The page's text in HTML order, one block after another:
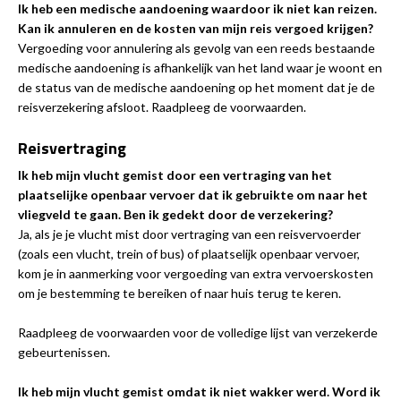
Ik heb een medische aandoening waardoor ik niet kan reizen.
Kan ik annuleren en de kosten van mijn reis vergoed krijgen?
Vergoeding voor annulering als gevolg van een reeds bestaande
medische aandoening is afhankelijk van het land waar je woont en
de status van de medische aandoening op het moment dat je de
reisverzekering afsloot. Raadpleeg de voorwaarden.
Reisvertraging
Ik heb mijn vlucht gemist door een vertraging van het
plaatselijke openbaar vervoer dat ik gebruikte om naar het
vliegveld te gaan. Ben ik gedekt door de verzekering?
Ja, als je je vlucht mist door vertraging van een reisvervoerder
(zoals een vlucht, trein of bus) of plaatselijk openbaar vervoer,
kom je in aanmerking voor vergoeding van extra vervoerskosten
om je bestemming te bereiken of naar huis terug te keren.
Raadpleeg de voorwaarden voor de volledige lijst van verzekerde
gebeurtenissen.
Ik heb mijn vlucht gemist omdat ik niet wakker werd. Word ik